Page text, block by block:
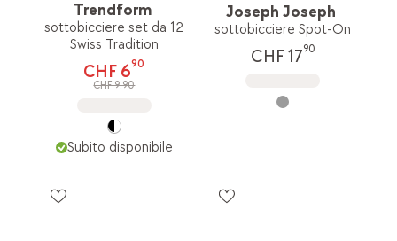
Trendform
sottobicciere set da 12
Swiss Tradition
CHF 690
CHF 9.90
Subito disponibile
Joseph Joseph
sottobicciere Spot-On
CHF 1790